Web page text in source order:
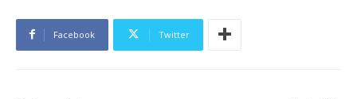
Facebook Twitter